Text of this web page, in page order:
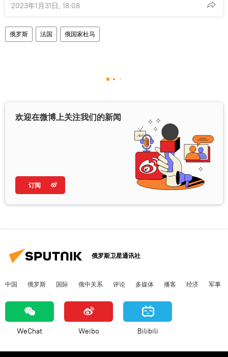
2023年1月31日, 18:08
俄罗斯 法国 俄国家杜马
欢迎在微博上关注我们的新闻
订阅
俄罗斯卫星通讯社
中国 俄罗斯 国际 俄中关系 评论 多媒体 播客 经济 军事
WeChat Weibo Bilibili